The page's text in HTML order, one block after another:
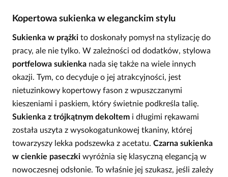
Kopertowa sukienka w eleganckim stylu
Sukienka w prążki to doskonały pomysł na stylizację do
pracy, ale nie tylko. W zależności od dodatków, stylowa
portfelowa sukienka nada się także na wiele innych
okazji. Tym, co decyduje o jej atrakcyjności, jest
nietuzinkowy kopertowy fason z wpuszczanymi
kieszeniami i paskiem, który świetnie podkreśla talię.
Sukienka z trójkątnym dekoltem i długimi rękawami
została uszyta z wysokogatunkowej tkaniny, której
towarzyszy lekka podszewka z acetatu. Czarna sukienka
w cienkie paseczki wyróżnia się klasyczną elegancją w
nowoczesnej odsłonie. To właśnie jej szukasz, jeśli zależy